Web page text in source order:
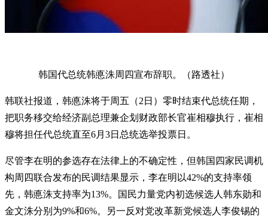
韩国代总统韩悳洙周四宣布辞职。（路透社）
韩联社报道，韩悳洙将于周五（2日）零时结束代总统任期，
把职务移交给经济副总理兼企划财政部长官崔相穆执行，崔相
穆将担任代总统直至6月3日总统选举投票日。
尽管李在明的参选存在法律上的不确定性，但韩国四家民调机
构周四联合发布的民调结果显示，李在明以42%的支持率领
先，韩悳洙支持率为13%。国民力量党内初选候选人韩东勋和
金文洙分别为9%和6%。另一反对党改革新党候选人李俊锡的